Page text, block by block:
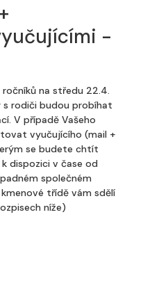
-
na středu 22.4.
s rodiči budou probíhat
V případě Vašeho
vyučujícího (mail +
se budete chtít
dispozici v čase od
společném
třídě vám sdělí
níže)